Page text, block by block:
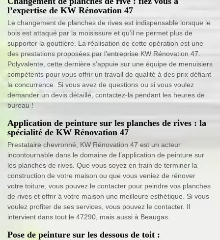
l’expertise de KW Rénovation 47
Le changement de planches de rives est indispensable lorsque le
bois est attaqué par la moisissure et qu’il ne permet plus de
supporter la gouttière. La réalisation de cette opération est une
des prestations proposées par l’entreprise KW Rénovation 47.
Polyvalente, cette dernière s’appuie sur une équipe de menuisiers
compétents pour vous offrir un travail de qualité à des prix défiant
la concurrence. Si vous avez de questions ou si vous voulez
demander un devis détaillé, contactez-la pendant les heures de
bureau !
Application de peinture sur les planches de rives : la
spécialité de KW Rénovation 47
Prestataire chevronné, KW Rénovation 47 est un acteur
incontournable dans le domaine de l’application de peinture sur
les planches de rives. Que vous soyez en train de terminer la
construction de votre maison ou que vous veniez de rénover
votre toiture, vous pouvez le contacter pour peindre vos planches
de rives et offrir à votre maison une meilleure esthétique. Si vous
voulez profiter de ses services, vous pouvez le contacter. Il
intervient dans tout le 47290, mais aussi à Beaugas.
Pose de peinture sur les dessous de toit :